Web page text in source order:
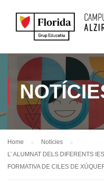
Home
Notícies
L’ ALUMNAT DELS DIFERENTS
FORMATIVA DE CILES DE